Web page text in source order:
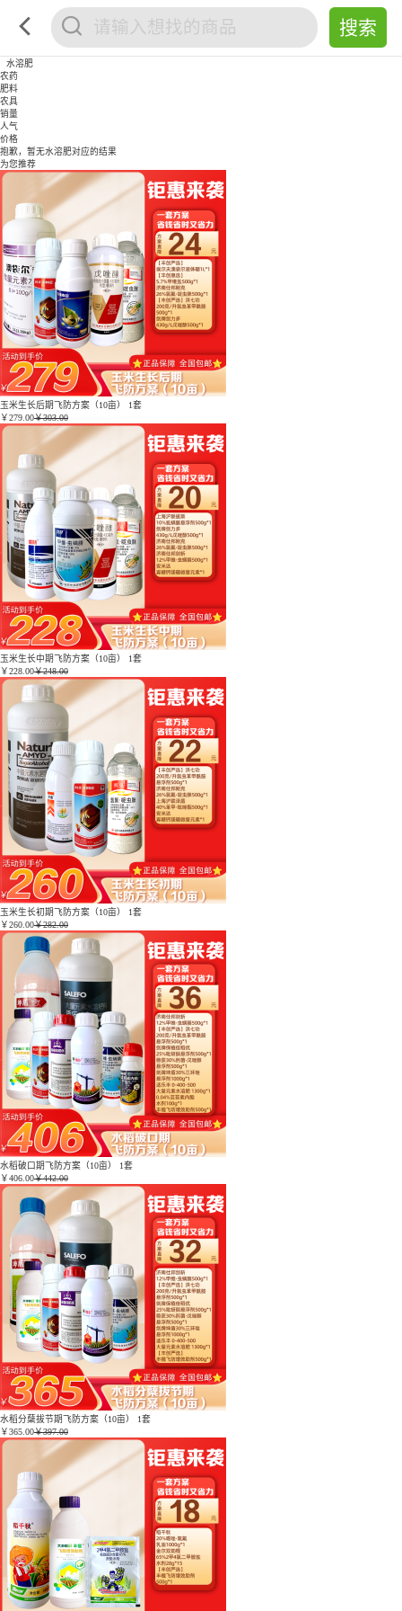
水溶肥
农药
肥料
农具
销量
人气
价格
抱歉，暂无水溶肥对应的结果
为您推荐
玉米生长后期飞防方案（10亩） 1套
￥279.00￥303.00
玉米生长中期飞防方案（10亩） 1套
￥228.00￥248.00
玉米生长初期飞防方案（10亩） 1套
￥260.00￥282.00
水稻破口期飞防方案（10亩） 1套
￥406.00￥442.00
水稻分蘖拔节期飞防方案（10亩） 1套
￥365.00￥397.00